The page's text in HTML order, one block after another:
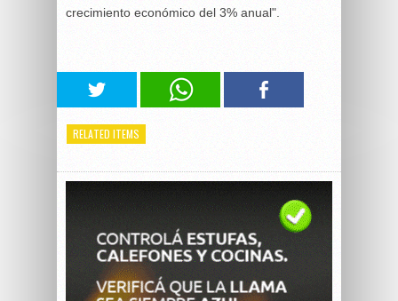
crecimiento económico del 3% anual".
RELATED ITEMS